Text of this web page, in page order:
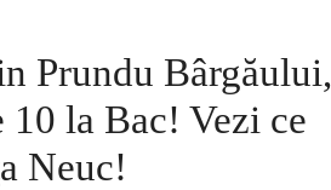
Prundu Bârgăului,
la Bac! Vezi ce
Neuc!